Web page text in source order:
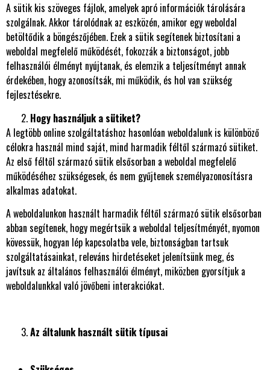
A sütik kis szöveges fájlok, amelyek apró információk tárolására
szolgálnak. Akkor tárolódnak az eszközén, amikor egy weboldal
betöltődik a böngészőjében. Ezek a sütik segítenek biztosítani a
weboldal megfelelő működését, fokozzák a biztonságot, jobb
felhasználói élményt nyújtanak, és elemzik a teljesítményt annak
érdekében, hogy azonosítsák, mi működik, és hol van szükség
fejlesztésekre.
Hogy használjuk a sütiket?
A legtöbb online szolgáltatáshoz hasonlóan weboldalunk is különböző
célokra használ mind saját, mind harmadik féltől származó sütiket.
Az első féltől származó sütik elsősorban a weboldal megfelelő
működéséhez szükségesek, és nem gyűjtenek személyazonosításra
alkalmas adatokat.
A weboldalunkon használt harmadik féltől származó sütik elsősorban
abban segítenek, hogy megértsük a weboldal teljesítményét, nyomon
kövessük, hogyan lép kapcsolatba vele, biztonságban tartsuk
szolgáltatásainkat, releváns hirdetéseket jelenítsünk meg, és
javítsuk az általános felhasználói élményt, miközben gyorsítjuk a
weboldalunkkal való jövőbeni interakciókat.
Az általunk használt sütik típusai